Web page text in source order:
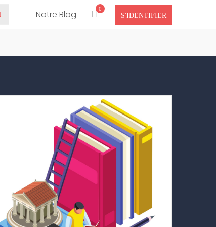
Notre Blog 0
S'IDENTIFIER